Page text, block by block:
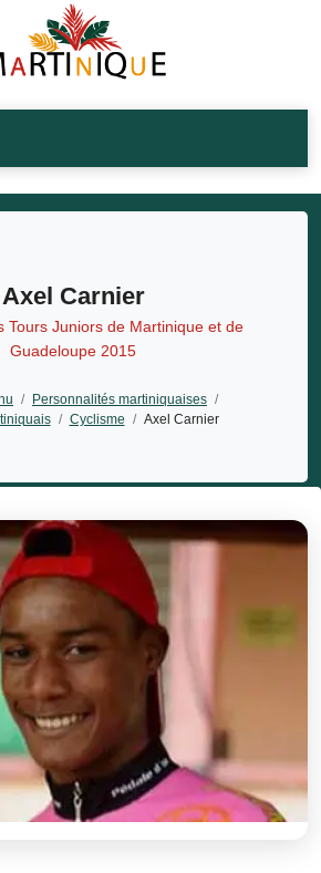
Axel Carnier
Tours Juniors de Martinique et de
Guadeloupe 2015
/ Personnalités martiniquaises /
/ Cyclisme / Axel Carnier